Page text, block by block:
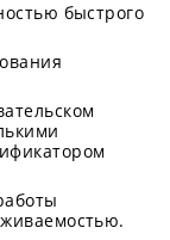
быстрого